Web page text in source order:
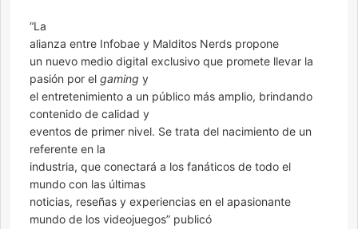
“La
alianza entre Infobae y Malditos Nerds propone
un nuevo medio digital exclusivo que promete llevar la
pasión por el gaming y
el entretenimiento a un público más amplio, brindando
contenido de calidad y
eventos de primer nivel. Se trata del nacimiento de un
referente en la
industria, que conectará a los fanáticos de todo el
mundo con las últimas
noticias, reseñas y experiencias en el apasionante
mundo de los videojuegos” publicó